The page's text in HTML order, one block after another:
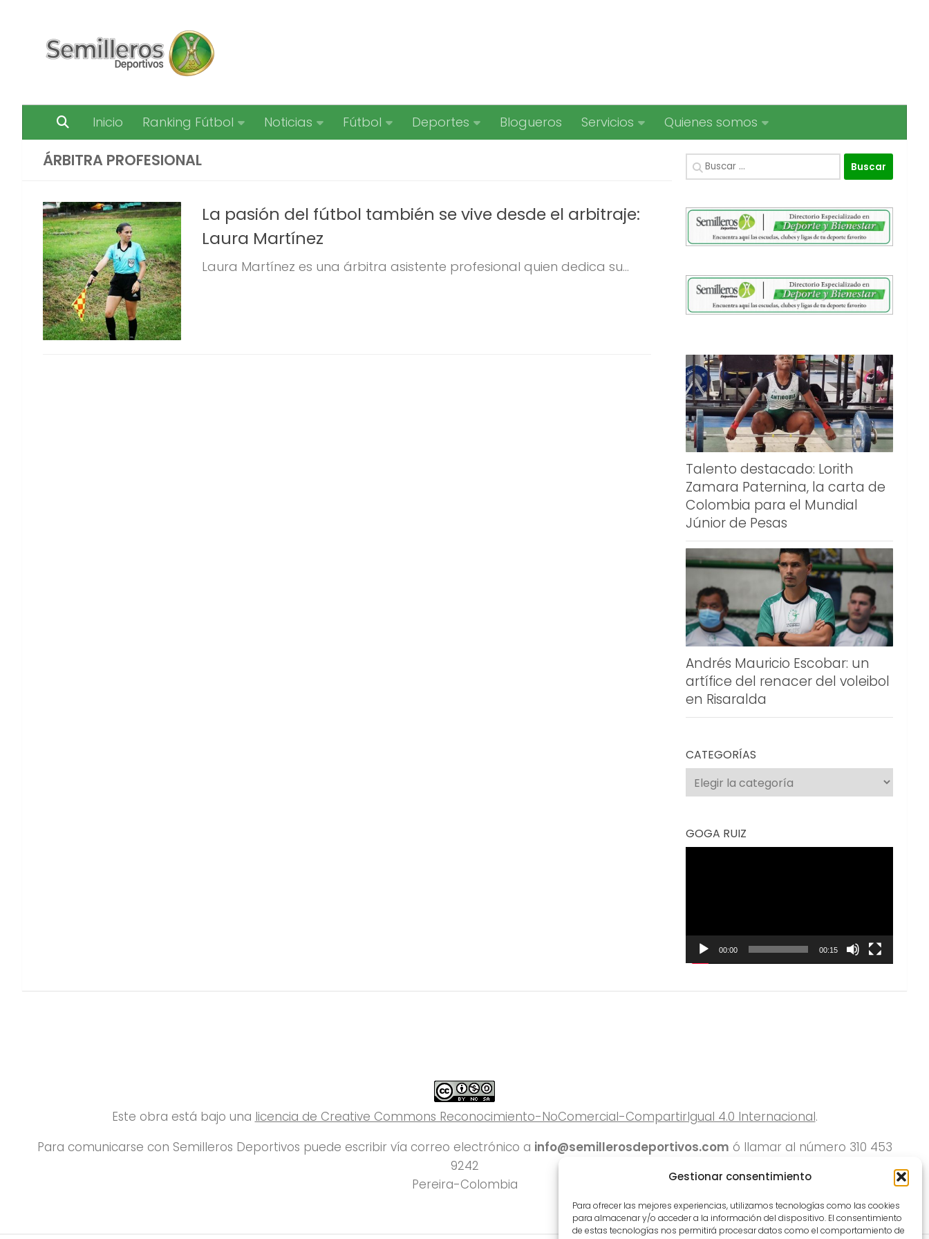
Gestionar consentimiento
Para ofrecer las mejores experiencias, utilizamos tecnologías como las cookies
para almacenar y/o acceder a la información del dispositivo. El consentimiento
de estas tecnologías nos permitirá procesar datos como el comportamiento de
Inicio Ranking Fútbol Noticias Fútbol Deportes Blogueros Servicios Quienes somos
ÁRBITRA PROFESIONAL
La pasión del fútbol también se vive desde el arbitraje:
Laura Martínez
Laura Martínez es una árbitra asistente profesional quien dedica su...
Buscar:
Talento destacado: Lorith
Zamara Paternina, la carta de
Colombia para el Mundial
Júnior de Pesas
Andrés Mauricio Escobar: un
artífice del renacer del voleibol
en Risaralda
CATEGORÍAS
Categorías
GOGA RUIZ
00:00 00:15
Este obra está bajo una licencia de Creative Commons Reconocimiento-NoComercial-CompartirIgual 4.0 Internacional.
Para comunicarse con Semilleros Deportivos puede escribir vía correo electrónico a info@semillerosdeportivos.com ó llamar al número 310 453
9242
Pereira-Colombia